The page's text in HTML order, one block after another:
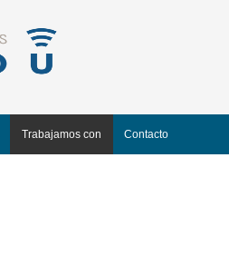
Trabajamos con Contacto